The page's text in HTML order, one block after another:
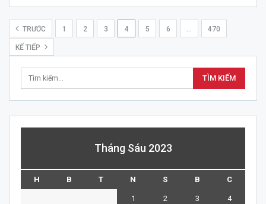
TRƯỚC 1 2 3 4 5 6 … 470
KẾ TIẾP
Tháng Sáu 2023
H B T N S B C
1 2 3 4